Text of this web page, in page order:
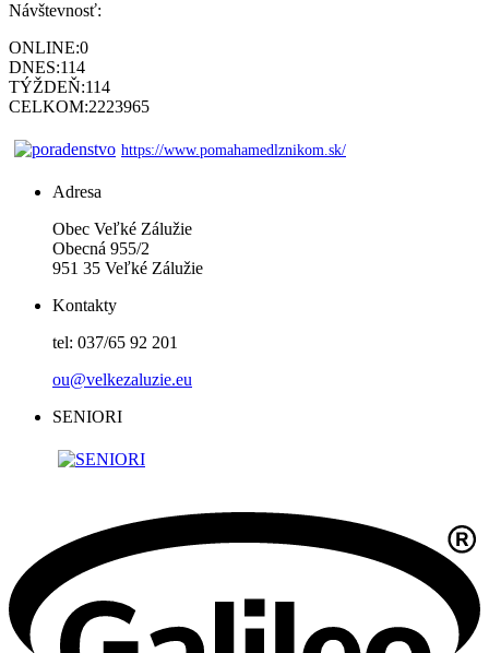
Návštevnosť:
ONLINE:0
DNES:114
TÝŽDEŇ:114
CELKOM:2223965
https://www.pomahamedlznikom.sk/
Adresa
Obec Veľké Zálužie
Obecná 955/2
951 35 Veľké Zálužie
Kontakty
tel: 037/65 92 201
ou@velkezaluzie.eu
SENIORI